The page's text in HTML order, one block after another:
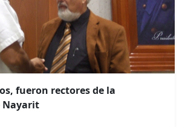
fueron rectores de la
Nayarit